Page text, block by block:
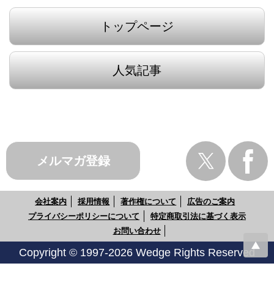
トップページ
人気記事
メルマガ登録
会社案内 採用情報 著作権について
広告のご案内
プライバシーポリシーについて
特定商取引法に基づく表示
お問い合わせ
Copyright © 1997-2026 Wedge Rights Reserved